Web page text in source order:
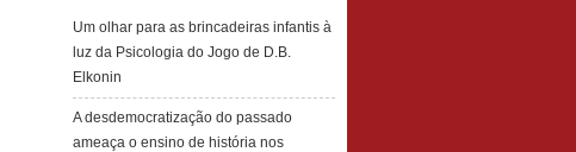
Um olhar para as brincadeiras infantis à
luz da Psicologia do Jogo de D.B.
Elkonin
A desdemocratização do passado
ameaça o ensino de história nos